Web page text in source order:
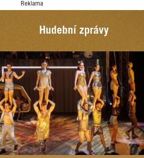
Reklama
Hudební zprávy